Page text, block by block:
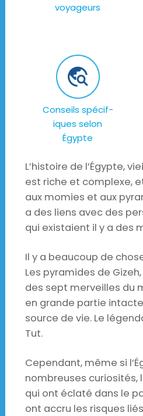
voyageurs
Conseils spécif-
iques selon
Égypte
L’histoire de l’Égypte,
est riche et complexe,
aux momies et aux
a des liens avec des
qui existaient il y a des
Il y a beaucoup de
Les pyramides de
des sept merveilles du
en grande partie
source de vie. Le
Tut.
Cependant, même si
nombreuses curiosités,
qui ont éclaté dans le
ont accru les risques